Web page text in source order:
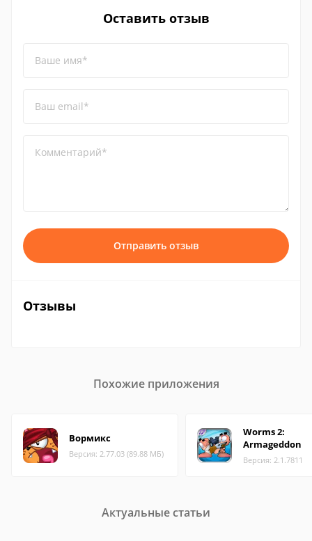
Оставить отзыв
Ваше имя*
Ваш email*
Комментарий*
Отправить отзыв
Отзывы
Похожие приложения
Вормикс
Версия: 2.77.03 (89.88 МБ)
Worms 2:
Armageddon
Версия: 2.1.7811
Актуальные статьи